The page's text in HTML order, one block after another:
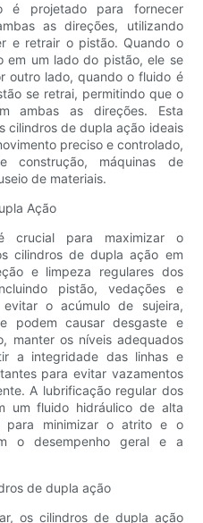
é projetado para fornecer
as direções, utilizando
e retrair o pistão. Quando o
em um lado do pistão, ele se
outro lado, quando o fluido é
se retrai, permitindo que o
ambas as direções. Esta
cilindros de dupla ação ideais
preciso e controlado,
construção, máquinas de
de materiais.
Ação
crucial para maximizar o
cilindros de dupla ação em
e limpeza regulares dos
pistão, vedações e
o acúmulo de sujeira,
podem causar desgaste e
manter os níveis adequados
a integridade das linhas e
para evitar vazamentos
A lubrificação regular dos
um fluido hidráulico de alta
para minimizar o atrito e o
o desempenho geral e a
de dupla ação
os cilindros de dupla ação